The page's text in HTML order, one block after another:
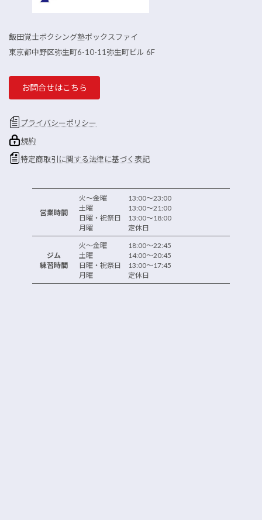
飯田覚士ボクシング塾ボックスファイ
東京都中野区弥生町6-10-11弥生町ビル 6F
お問合せはこちら
プライバシーポリシー
規約
特定商取引に関する法律に基づく表記
営業時間
火～金曜 13:00～23:00
土曜 13:00～21:00
日曜・祝祭日 13:00～18:00
月曜 定休日
ジム
練習時間
火～金曜 18:00～22:45
土曜 14:00～20:45
日曜・祝祭日 13:00～17:45
月曜 定休日